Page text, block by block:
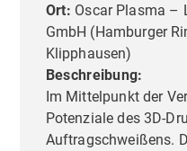
Ort: Oscar Plasma –
GmbH (Hamburger
Klipphausen)
Beschreibung:
Im Mittelpunkt der
Potenziale des 3D-
Auftragschweißens.